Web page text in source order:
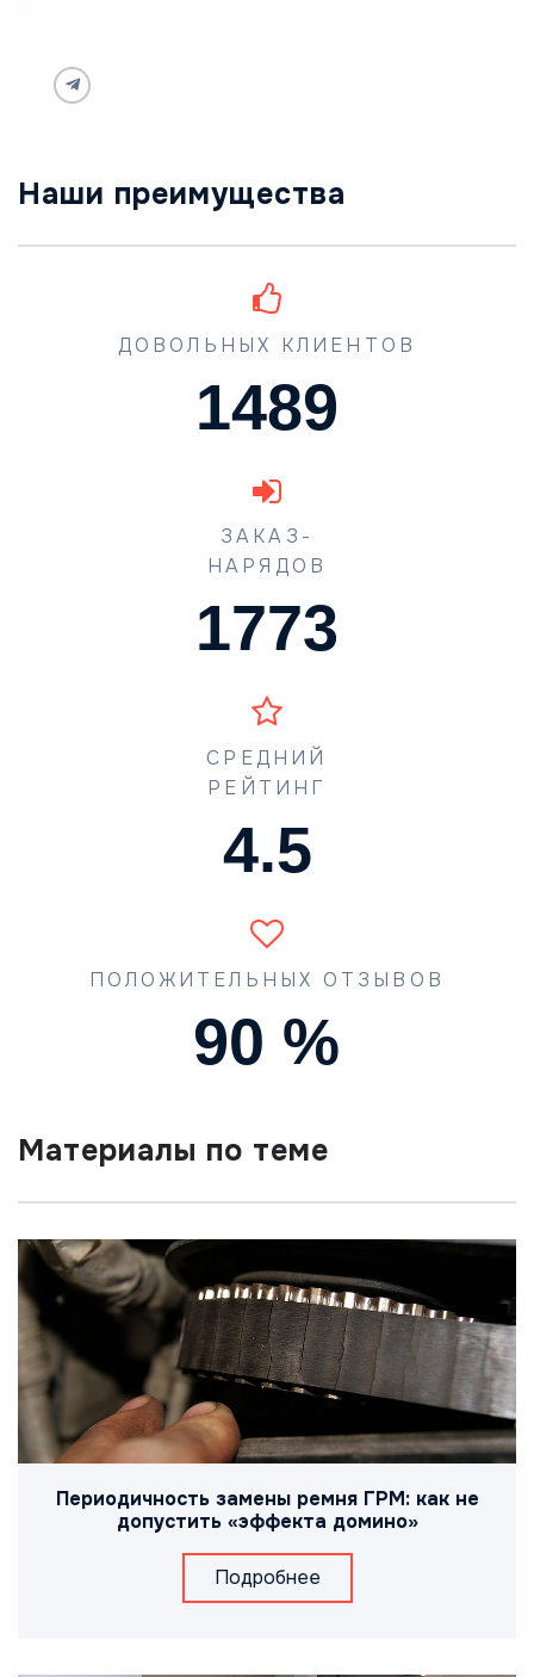
Наши преимущества
ДОВОЛЬНЫХ КЛИЕНТОВ
1489
ЗАКАЗ-
НАРЯДОВ
1773
СРЕДНИЙ
РЕЙТИНГ
4.5
ПОЛОЖИТЕЛЬНЫХ ОТЗЫВОВ
90 %
Материалы по теме
Периодичность замены ремня ГРМ: как не
допустить «эффекта домино»
Подробнее